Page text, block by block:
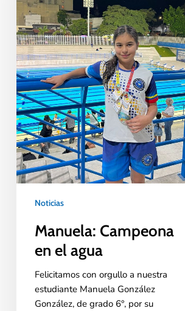
Noticias
Manuela: Campeona
en el agua
Felicitamos con orgullo a nuestra
estudiante Manuela González
González, de grado 6°, por su